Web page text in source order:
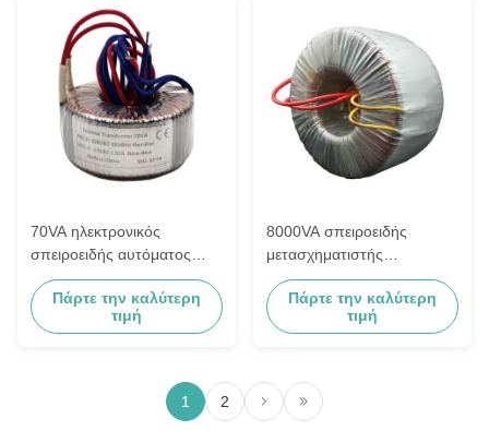
70VA ηλεκτρονικός
σπειροειδής αυτόματος
μετασχηματιστής 230VAC
απομόνωσης σε 24VAC
Πάρτε την καλύτερη
τιμή
8000VA σπειροειδής
μετασχηματιστής
απομόνωσης
Πάρτε την καλύτερη
τιμή
1 2